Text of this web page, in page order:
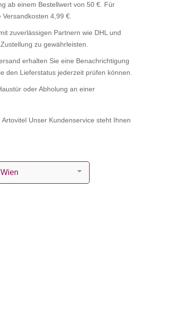
ab einem Bestellwert von 50 €. Für
4,99 €.
zuverlässigen Partnern wie DHL und
zu gewährleisten.
erhalten Sie eine Benachrichtigung
den Lieferstatus jederzeit prüfen können.
oder Abholung an einer
Unser Kundenservice steht Ihnen